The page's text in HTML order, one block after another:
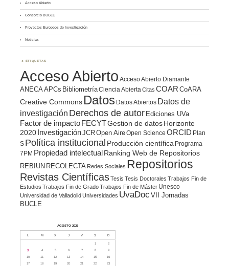
Acceso Abierto
Consorcio BUCLE
Proyectos Europeos de Investigación
Noticias
ETIQUETAS
Acceso Abierto Acceso Abierto Diamante
ANECAAPCs BibliometríaCiencia Abierta Citas COAR CoARA
Creative Commons Datos Datos Abiertos Datos de
investigación Derechos de autor Ediciones UVa
Factor de impacto FECYTGestion de datosHorizonte
2020 InvestigaciónJCROpen AireOpen Science ORCID Plan
S Política institucional Producción científica Programa
7PM Propiedad intelectualRanking Web de Repositorios
REBIUN RECOLECTA Redes Sociales Repositorios
Revistas CientíficasTesis Tesis Doctorales Trabajos Fin de
Estudios Trabajos Fin de GradoTrabajos Fin de Máster Unesco
Universidad de Valladolid Universidades UvaDoc VII Jornadas
BUCLE
AGOSTO 2026
L M X J V S D
1
2
3
4 5 6 7 8
9
10
11 12 13 14 15
16
17
18 19 20 21 22
23